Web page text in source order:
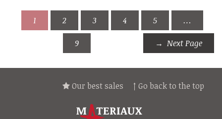
1 2 3 4 5 …
9 Next Page
↑ Go back to the top
Our best sales